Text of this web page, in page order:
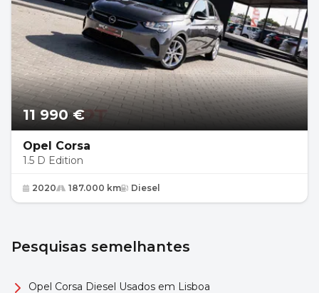
11 990 €
Opel Corsa
1.5 D Edition
2020 187.000 km Diesel
Pesquisas semelhantes
Opel Corsa Diesel Usados em Lisboa